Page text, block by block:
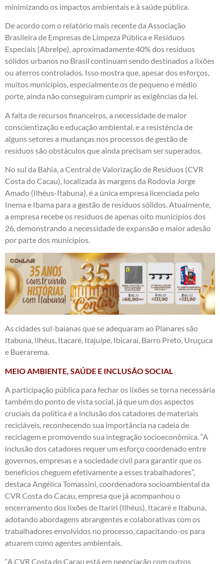
minimizando os impactos ambientais e à saúde pública.
De acordo com o relatório mais recente da Associação
Brasileira de Empresas de Limpeza Pública e Resíduos
Especiais (Abrelpe), aproximadamente 40% dos resíduos
sólidos urbanos no Brasil continuam sendo destinados a lixões
ou aterros controlados. Isso mostra que, apesar dos esforços,
muitos municípios, especialmente os de pequeno e médio
porte, ainda não conseguiram cumprir as exigências da lei.
A falta de recursos financeiros, a necessidade de maior
conscientização e educação ambiental, e a resistência de
alguns setores a mudanças nos processos de gestão de
resíduos são obstáculos que ainda precisam ser superados.
No sul da Bahia, a Central de Valorização de Resíduos (CVR
Costa do Cacau), localizada às margens da Rodovia Jorge
Amado (Ilhéus-Itabuna), é a única empresa licenciada pelo
Inema e Ibama para a gestão de resíduos sólidos. Atualmente,
a empresa recebe os resíduos de apenas oito municípios dos
26, demonstrando a necessidade de expansão e maior adesão
por parte dos municípios.
As cidades sul-baianas que se adequaram ao Planares são
Itabuna, Ilhéus, Itacaré, Itajuípe, Ibicaraí, Barro Preto, Uruçuca
e Buerarema.
MEIO AMBIENTE, SAÚDE E INCLUSÃO SOCIAL
A participação pública para fechar os lixões se torna necessária
também do ponto de vista social, já que um dos aspectos
cruciais da política é a inclusão dos catadores de materiais
recicláveis, reconhecendo sua importância na cadeia de
reciclagem e promovendo sua integração socioeconômica. “A
inclusão dos catadores requer um esforço coordenado entre
governos, empresas e a sociedade civil para garantir que os
benefícios cheguem efetivamente a esses trabalhadores”,
destaca Angélica Tomassini, coordenadora socioambiental da
CVR Costa do Cacau, empresa que já acompanhou o
encerramento dos lixões de Itariri (Ilhéus), Itacaré e Itabuna,
adotando abordagens abrangentes e colaborativas com os
trabalhadores envolvidos no processo, capacitando-os para
atuarem como agentes ambientais.
“A CVR Costa do Cacau está em negociação com outros